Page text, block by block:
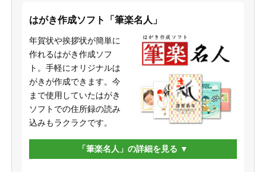
はがき作成ソフト「筆楽名人」
年賀状や挨拶状が簡単に
作れるはがき作成ソフ
ト。手軽にオリジナルは
がきが作成できます。今
まで使用していたはがき
ソフトでの住所録の読み
込みもラクラクです。
「筆楽名人」の詳細を見る